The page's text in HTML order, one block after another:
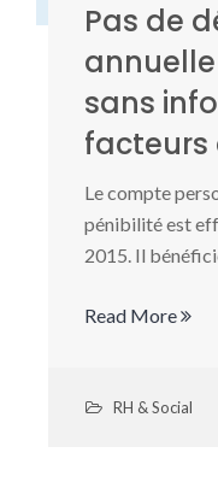
Pas de
sans
facteurs
Le compte
pénibilité est
2015. Il
Read More
RH & Social